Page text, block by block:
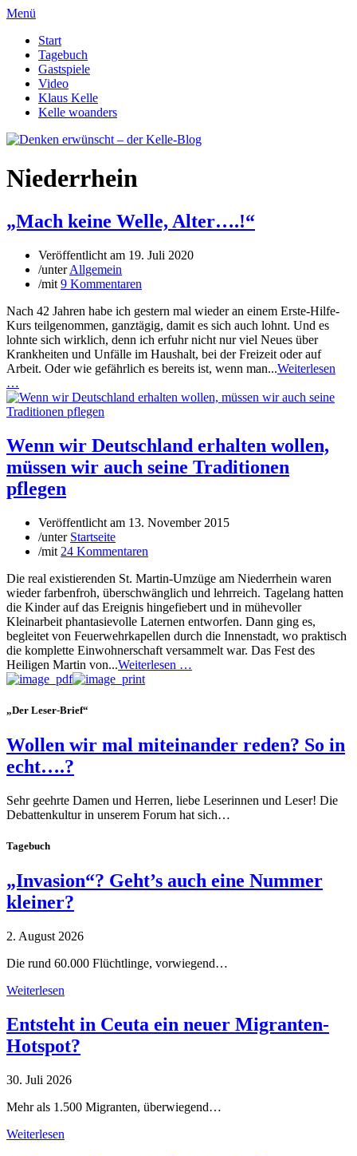
Menü
Start
Tagebuch
Gastspiele
Video
Klaus Kelle
Kelle woanders
Niederrhein
„Mach keine Welle, Alter….!“
Veröffentlicht am 19. Juli 2020
/unterAllgemein
/mit 9 Kommentaren
Nach 42 Jahren habe ich gestern mal wieder an einem Erste-Hilfe-
Kurs teilgenommen, ganztägig, damit es sich auch lohnt. Und es
lohnte sich wirklich, denn ich erfuhr nicht nur viel Neues über
Krankheiten und Unfälle im Haushalt, bei der Freizeit oder auf
Arbeit. Oder wie gefährlich es bereits ist, wenn man...Weiterlesen
…
Wenn wir Deutschland erhalten wollen,
müssen wir auch seine Traditionen
pflegen
Veröffentlicht am 13. November 2015
/unter Startseite
/mit 24 Kommentaren
Die real existierenden St. Martin-Umzüge am Niederrhein waren
wieder farbenfroh, überschwänglich und lehrreich. Tagelang hatten
die Kinder auf das Ereignis hingefiebert und in mühevoller
Kleinarbeit phantasievolle Laternen entworfen. Dann ging es,
begleitet von Feuerwehrkapellen durch die Innenstadt, wo praktisch
die komplette Einwohnerschaft versammelt war. Das Fest des
Heiligen Martin von...Weiterlesen …
„Der Leser-Brief“
Wollen wir mal miteinander reden? So in
echt….?
Sehr geehrte Damen und Herren, liebe Leserinnen und Leser! Die
Debattenkultur in unserem Forum hat sich…
Tagebuch
„Invasion“? Geht’s auch eine Nummer
kleiner?
2. August 2026
Die rund 60.000 Flüchtlinge, vorwiegend…
Weiterlesen
Entsteht in Ceuta ein neuer Migranten-
Hotspot?
30. Juli 2026
Mehr als 1.500 Migranten, überwiegend…
Weiterlesen